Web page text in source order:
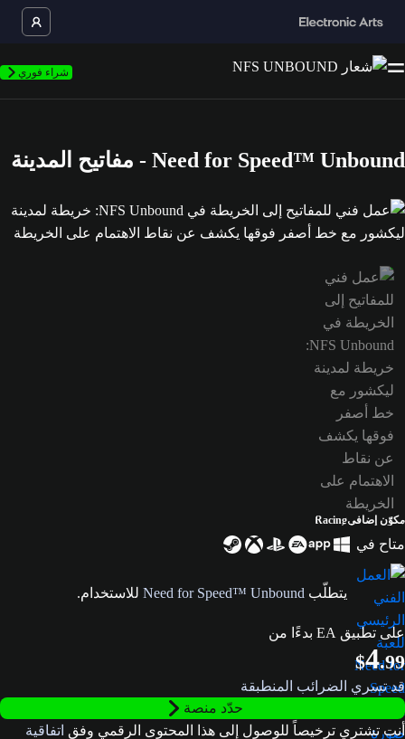
شراء فوري
Need for Speed™ Unbound - مفاتيح المدينة
عمل فني للمفاتيح إلى الخريطة في NFS Unbound: خريطة لمدينة ليكشور مع خط أصفر فوقها يكشف عن نقاط الاهتمام على الخريطة is now the current item in the media gallery
مكوّن إضافيRacing
متاح في
يتطلّب Need for Speed™ Unbound للاستخدام.
على تطبيق EA بدءًا من
$4.99
قد تسري الضرائب المنطبقة
حدّد منصة
أنت تشتري ترخيصاً للوصول إلى هذا المحتوى الرقمي وفق اتفاقية